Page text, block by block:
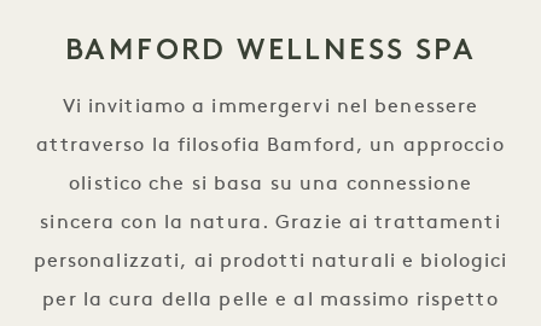
BAMFORD WELLNESS SPA
Vi invitiamo a immergervi nel benessere
attraverso la filosofia Bamford, un approccio
olistico che si basa su una connessione
sincera con la natura. Grazie ai trattamenti
personalizzati, ai prodotti naturali e biologici
per la cura della pelle e al massimo rispetto